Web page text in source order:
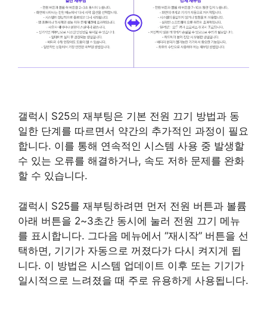
갤럭시 S25의 재부팅은 기본 전원 끄기 방법과 동
일한 단계를 따르면서 약간의 추가적인 과정이 필요
합니다. 이를 통해 연속적인 시스템 사용 중 발생할
수 있는 오류를 해결하거나, 속도 저하 문제를 완화
할 수 있습니다.
갤럭시 S25를 재부팅하려면 먼저 전원 버튼과 볼륨
아래 버튼을 2~3초간 동시에 눌러 전원 끄기 메뉴
를 표시합니다. 그다음 메뉴에서 “재시작” 버튼을 선
택하면, 기기가 자동으로 꺼졌다가 다시 켜지게 됩
니다. 이 방법은 시스템 업데이트 이후 또는 기기가
일시적으로 느려졌을 때 주로 유용하게 사용됩니다.